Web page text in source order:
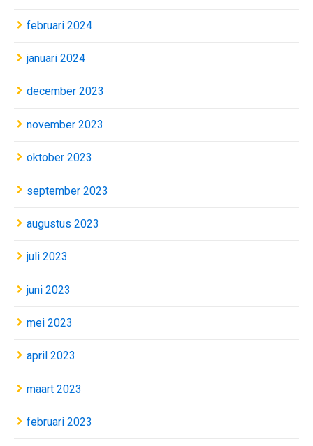
februari 2024
januari 2024
december 2023
november 2023
oktober 2023
september 2023
augustus 2023
juli 2023
juni 2023
mei 2023
april 2023
maart 2023
februari 2023